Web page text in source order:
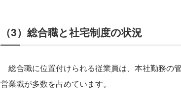
（3）総合職と社宅制度の状況
総合職に位置付けられる従業員は、本社勤務の
営業職が多数を占めています。